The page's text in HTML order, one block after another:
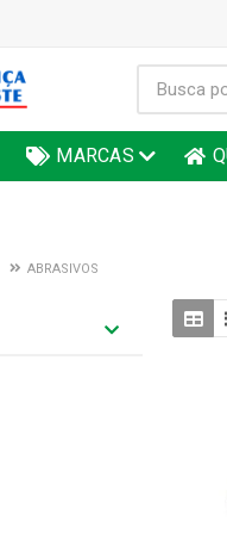
MARCAS
ABRASIVOS